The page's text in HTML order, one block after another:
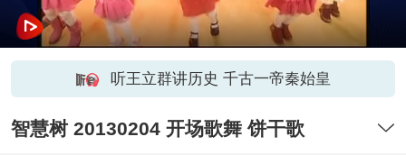
听王立群讲历史 千古一帝秦始皇
智慧树 20130204 开场歌舞 饼干歌